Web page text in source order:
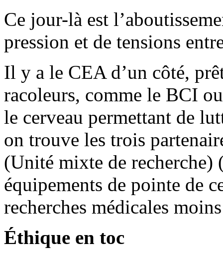
Ce jour-là est
pression et de tensions
Il y a le CEA d’un côté,
racoleurs, comme le BCI
le cerveau permettant de
on trouve les trois
(Unité mixte de recherche)
équipements de pointe de
recherches médicales
Éthique en toc